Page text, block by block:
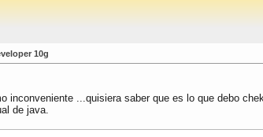
10g
inconveniente ...quisiera saber que es lo que debo
de java.